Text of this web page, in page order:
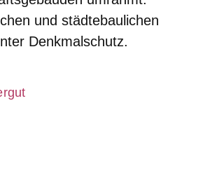
und städtebaulichen
Denkmalschutz.